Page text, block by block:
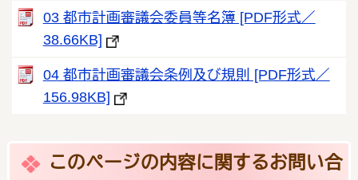
03 都市計画審議会委員等名簿 [PDF形式／
38.66KB]
04 都市計画審議会条例及び規則 [PDF形式／
156.98KB]
このページの内容に関するお問い合